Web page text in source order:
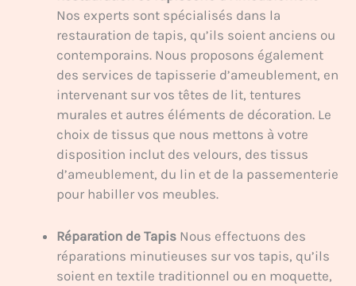
Nos experts sont spécialisés dans la
restauration de tapis, qu’ils soient anciens ou
contemporains. Nous proposons également
des services de tapisserie d’ameublement, en
intervenant sur vos têtes de lit, tentures
murales et autres éléments de décoration. Le
choix de tissus que nous mettons à votre
disposition inclut des velours, des tissus
d’ameublement, du lin et de la passementerie
pour habiller vos meubles.
Réparation de Tapis Nous effectuons des
réparations minutieuses sur vos tapis, qu’ils
soient en textile traditionnel ou en moquette,